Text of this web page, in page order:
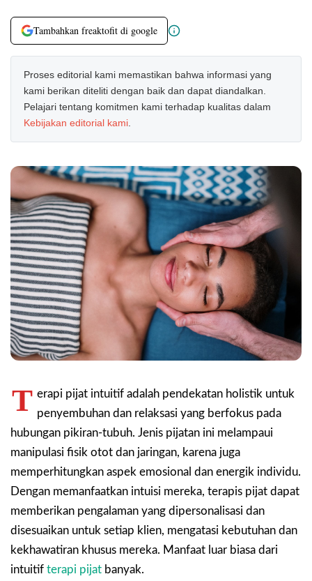
Tambahkan freaktofit di google
Proses editorial kami memastikan bahwa informasi yang
kami berikan diteliti dengan baik dan dapat diandalkan.
Pelajari tentang komitmen kami terhadap kualitas dalam
Kebijakan editorial kami
T erapi pijat intuitif adalah pendekatan holistik untuk
penyembuhan dan relaksasi yang berfokus pada
hubungan pikiran-tubuh. Jenis pijatan ini melampaui
manipulasi fisik otot dan jaringan, karena juga
memperhitungkan aspek emosional dan energik individu.
Dengan memanfaatkan intuisi mereka, terapis pijat dapat
memberikan pengalaman yang dipersonalisasi dan
disesuaikan untuk setiap klien, mengatasi kebutuhan dan
kekhawatiran khusus mereka. Manfaat luar biasa dari
intuitif terapi pijat banyak.